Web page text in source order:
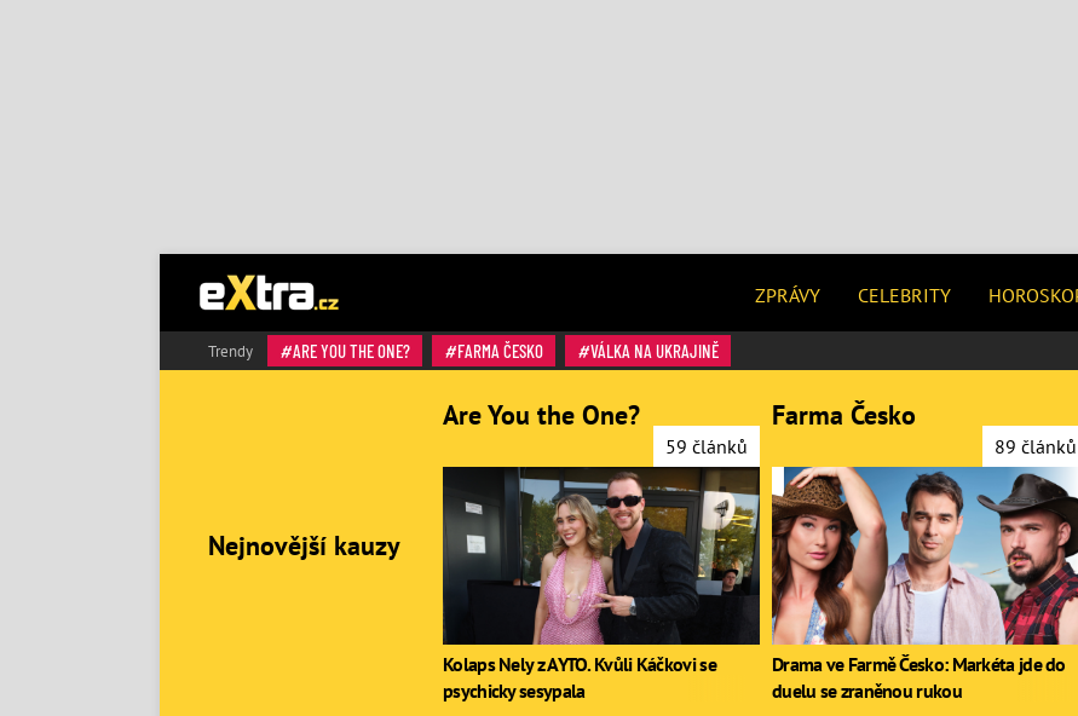
ZPRÁVY CELEBRITY
Trendy ARE YOU THE ONE? FARMA ČESKO VÁLKA NA UKRAJINĚ
Nejnovější kauzy
Are You the One?
59 článků
Kolaps Nely z AYTO. Kvůli Káčkovi se
psychicky sesypala
Farma Česko
89 článků
Drama ve Farmě Česko: Markéta jde do
duelu se zraněnou rukou